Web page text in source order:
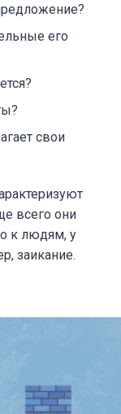
его
свои
всего они
к людям, у
заикание.